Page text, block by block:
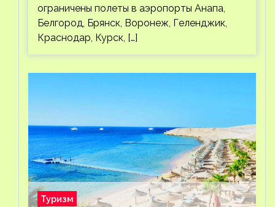
ограничены полеты в аэропорты Анапа,
Белгород, Брянск, Воронеж, Геленджик,
Краснодар, Курск, […]
Туризм